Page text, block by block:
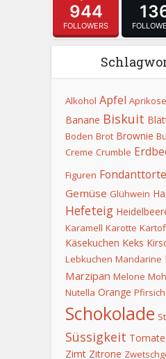
944
FOLLOWERS
Alkohol Apfel Aprikose
Banane Biskuit
Boden Brot Brownie
Creme Crumble
Figuren Fondanttorte
Gemüse Glühwein
Hefeteig
Karamell Karotte
Käsekuchen Keks
Lebkuchen Mandarine
Marzipan Melone
Nutella Orange Pfirsich
Schokolade
Süssigkeit Tomate
Zimt Zitrone